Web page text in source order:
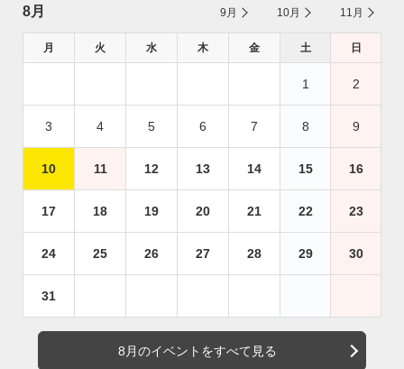
8月 9月 10月 11月
月 火 水 木 金 土 日
1 2
3 4 5 6 7 8 9
10 11 12 13 14 15 16
17 18 19 20 21 22 23
24 25 26 27 28 29 30
31
8月のイベントをすべて見る